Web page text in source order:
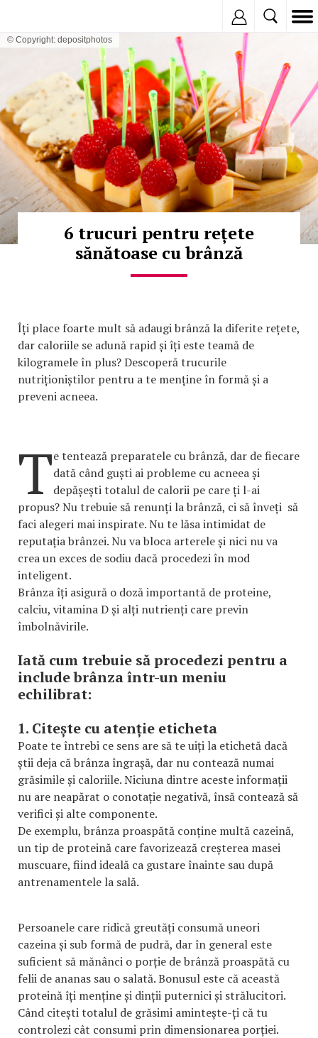
© Copyright: depositphotos
6 trucuri pentru rețete
sănătoase cu brânză
Îți place foarte mult să adaugi brânză la diferite rețete,
dar caloriile se adună rapid și îți este teamă de
kilogramele în plus? Descoperă trucurile
nutriționiștilor pentru a te menține în formă și a
preveni acneea.
Te tentează preparatele cu brânză, dar de fiecare
dată când guști ai probleme cu acneea și
depășești totalul de calorii pe care ți l-ai
propus? Nu trebuie să renunți la brânză, ci să înveți să
faci alegeri mai inspirate. Nu te lăsa intimidat de
reputația brânzei. Nu va bloca arterele și nici nu va
crea un exces de sodiu dacă procedezi în mod
inteligent.
Brânza îți asigură o doză importantă de proteine,
calciu, vitamina D și alți nutrienți care previn
îmbolnăvirile.
Iată cum trebuie să procedezi pentru a
include brânza într-un meniu
echilibrat:
1. Citește cu atenție eticheta
Poate te întrebi ce sens are să te uiți la etichetă dacă
știi deja că brânza îngrașă, dar nu contează numai
grăsimile și caloriile. Niciuna dintre aceste informații
nu are neapărat o conotație negativă, însă contează să
verifici și alte componente.
De exemplu, brânza proaspătă conține multă cazeină,
un tip de proteină care favorizează creșterea masei
muscuare, fiind ideală ca gustare înainte sau după
antrenamentele la sală.
Persoanele care ridică greutăți consumă uneori
cazeina și sub formă de pudră, dar în general este
suficient să mănânci o porție de brânză proaspătă cu
felii de ananas sau o salată. Bonusul este că această
proteină îți menține și dinții puternici și strălucitori.
Când citești totalul de grăsimi amintește-ți că tu
controlezi cât consumi prin dimensionarea porției.